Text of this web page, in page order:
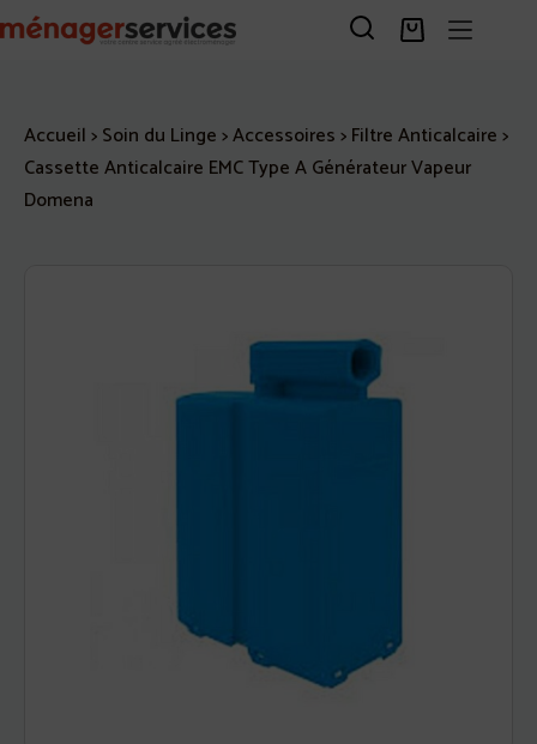
au
Panier
Accueil>Soin du Linge>Accessoires>Filtre Anticalcaire>
Cassette Anticalcaire EMC Type A Générateur Vapeur
Domena